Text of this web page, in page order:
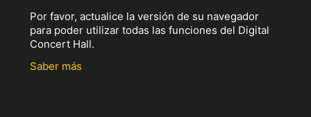
Por favor, actualice la versión de su navegador
para poder utilizar todas las funciones del Digital
Concert Hall.
Saber más